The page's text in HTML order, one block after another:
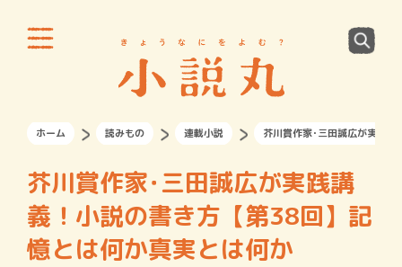
ホーム 読みもの 連載小説 芥川賞作家･三田誠広が実践
芥川賞作家･三田誠広が実践講
義！小説の書き方【第38回】記
憶とは何か真実とは何か